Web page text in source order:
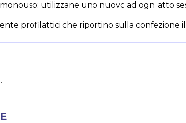
utilizzane uno nuovo ad ogni atto
profilattici che riportino sulla confezione